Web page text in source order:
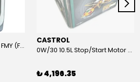
0W/20 6.2L Motor Yağı | FMY (Ford Motor Yağları)
CASTROL
0W/30 10.5L Stop/Start Motor Yağı | CASTROL
₺ 4,196.35